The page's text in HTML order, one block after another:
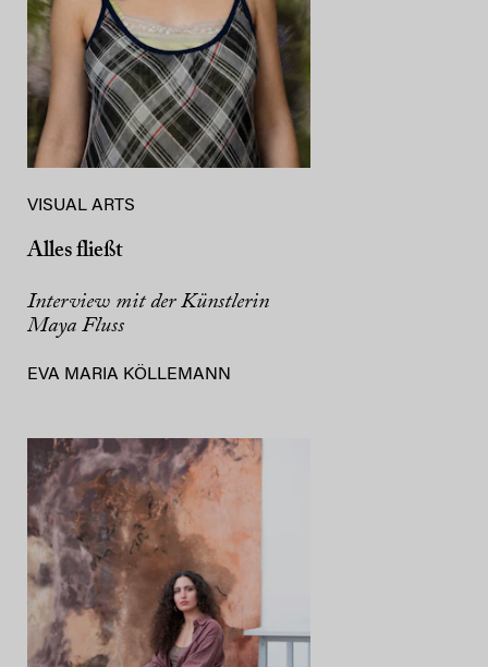
VISUAL ARTS
Alles fließt
Interview mit der Künstlerin
Maya Fluss
EVA MARIA KÖLLEMANN